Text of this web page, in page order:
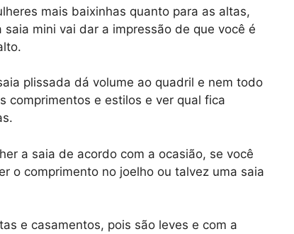
mais baixinhas quanto para as altas,
mini vai dar a impressão de que você é
plissada dá volume ao quadril e nem todo
comprimentos e estilos e ver qual fica
a saia de acordo com a ocasião, se você
o comprimento no joelho ou talvez uma saia
e casamentos, pois são leves e com a